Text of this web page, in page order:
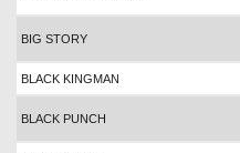
BIG STORY
BLACK KINGMAN
BLACK PUNCH